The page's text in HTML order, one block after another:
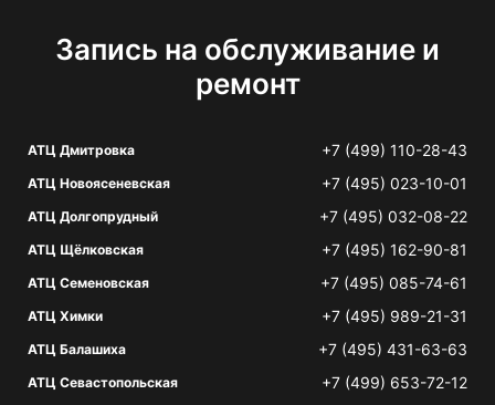
Запись на обслуживание и
ремонт
АТЦ Дмитровка +7 (499) 110-28-43
АТЦ Новоясеневская +7 (495) 023-10-01
АТЦ Долгопрудный +7 (495) 032-08-22
АТЦ Щёлковская +7 (495) 162-90-81
АТЦ Семеновская +7 (495) 085-74-61
АТЦ Химки +7 (495) 989-21-31
АТЦ Балашиха +7 (495) 431-63-63
АТЦ Севастопольская +7 (499) 653-72-12